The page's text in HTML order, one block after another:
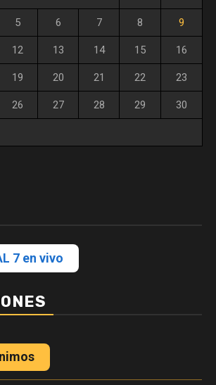
5 6 7 8 9
12 13 14 15 16
19 20 21 22 23
26 27 28 29 30
7 en vivo